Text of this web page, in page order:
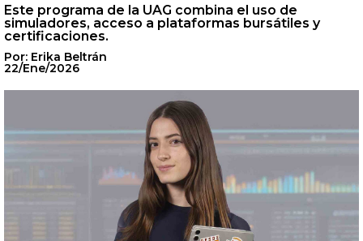
Este programa de la UAG combina el uso de
simuladores, acceso a plataformas bursátiles y
certificaciones.
Por: Erika Beltrán
22/Ene/2026